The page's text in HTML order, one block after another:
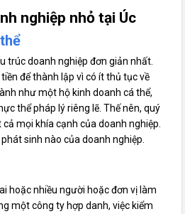
nghiệp nhỏ tại Úc
trúc doanh nghiệp đơn giản nhất.
để thành lập vì có ít thủ tục về
như một hộ kinh doanh cá thể,
thể pháp lý riêng lẽ. Thế nên, quý
mọi khía cạnh của doanh nghiệp.
sinh nào của doanh nghiệp.
hoặc nhiều người hoặc đơn vị làm
một công ty hợp danh, việc kiểm